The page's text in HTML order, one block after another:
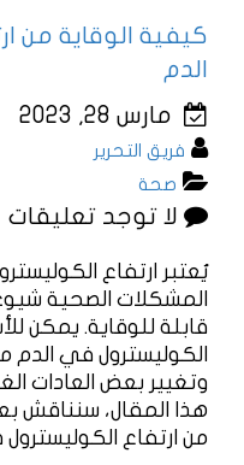
كيفية الوقاية من
الدم
مارس 28, 2023
فريق التحرير
صحة
لا توجد تعليقات
يُعتبر ارتفاع
المشكلات الصحية
قابلة للوقاية. يمكن
الكوليسترول في
وتغيير بعض العادات
هذا المقال، سنناقش
من ارتفاع